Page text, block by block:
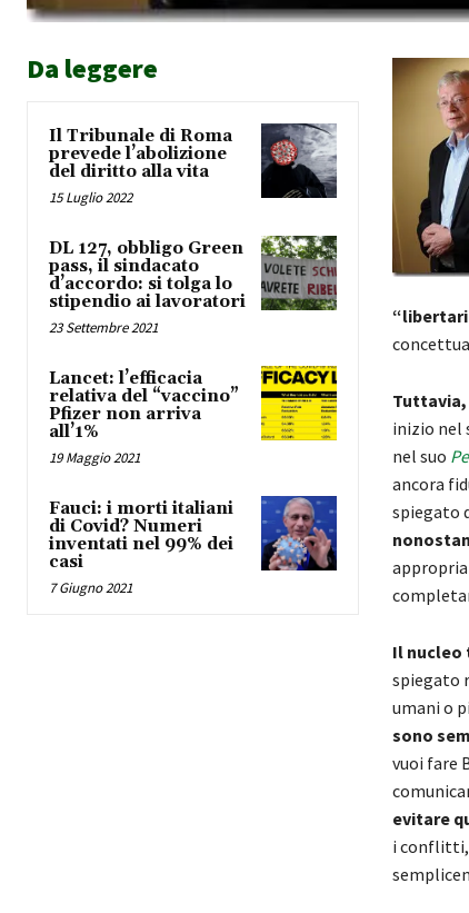
Da leggere
Il Tribunale di Roma
prevede l’abolizione
del diritto alla vita
15 Luglio 2022
DL 127, obbligo Green
pass, il sindacato
d’accordo: si tolga lo
stipendio ai lavoratori
23 Settembre 2021
Lancet: l’efficacia
relativa del “vaccino”
Pfizer non arriva
all’1%
19 Maggio 2021
Fauci: i morti italiani
di Covid? Numeri
inventati nel 99% dei
casi
7 Giugno 2021
inizio nel
nel suo
ancora
spiegato
Il nucleo
spiegato
umani o
sono
vuoi fare
evitare
i conflitti,